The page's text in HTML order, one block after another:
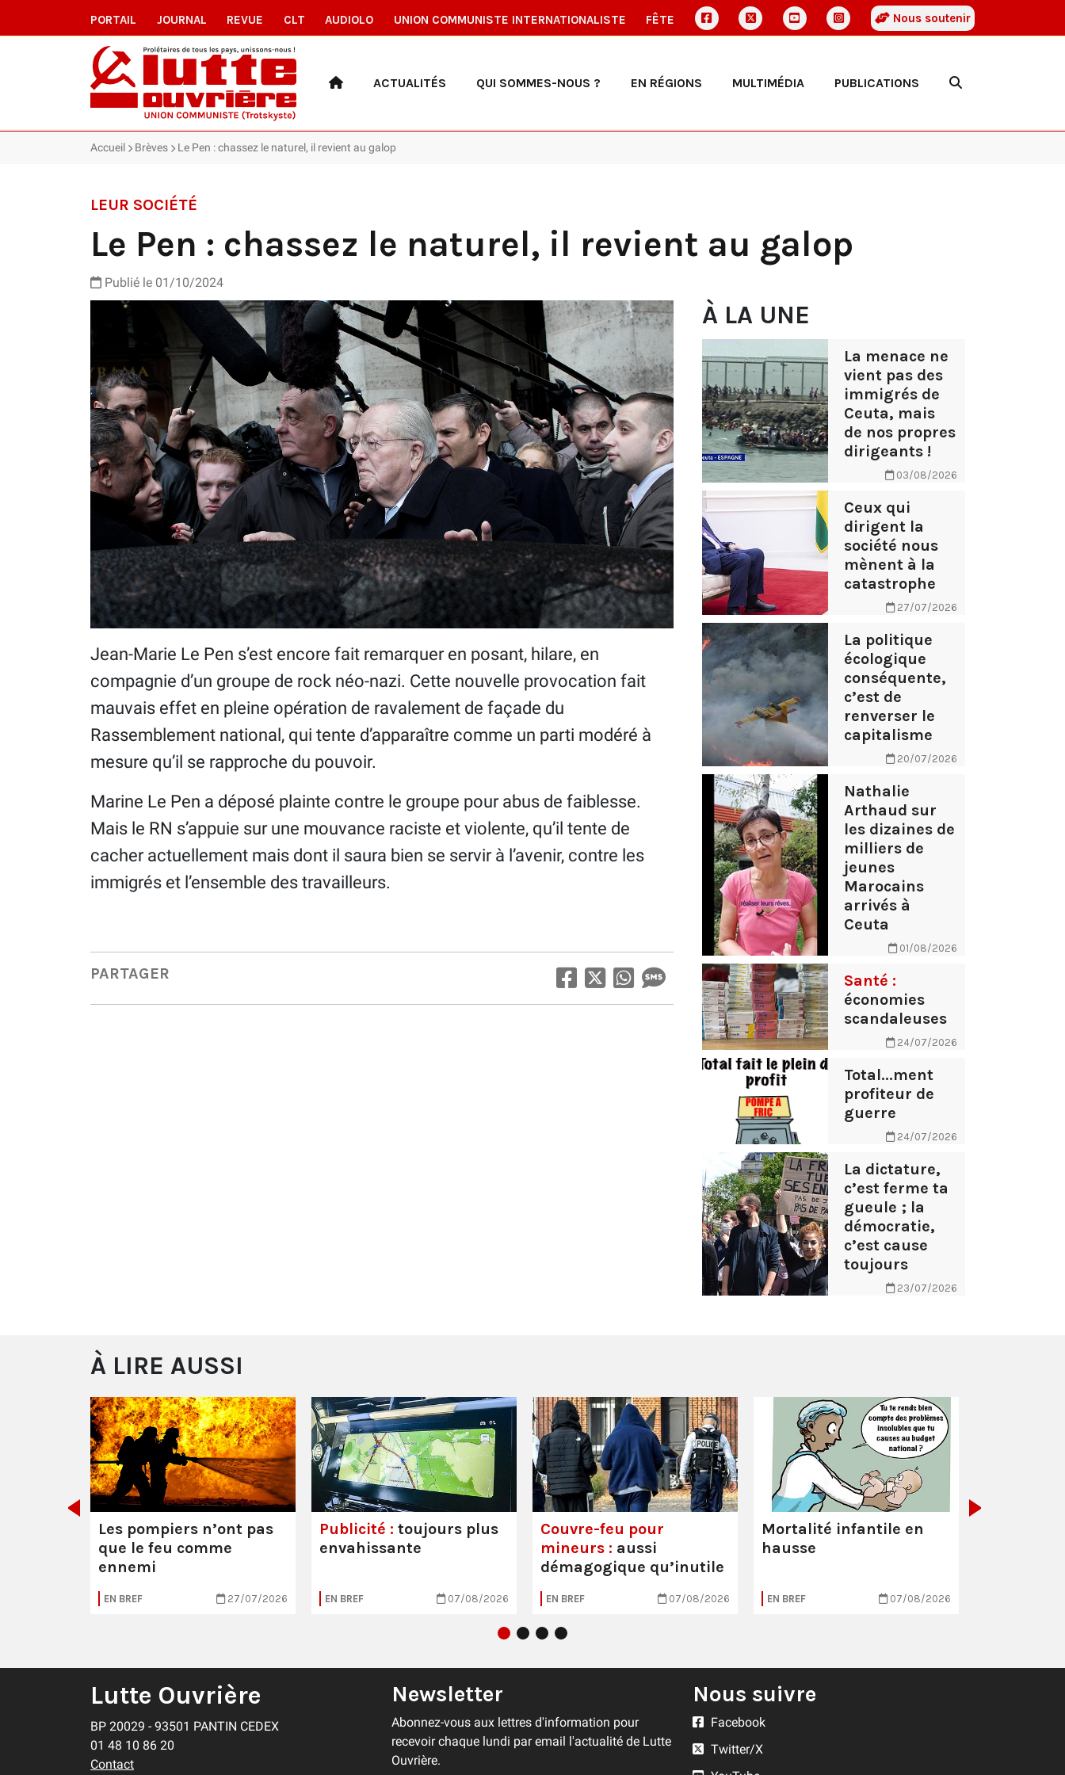
PORTAIL JOURNAL REVUE CLT AUDIOLO UNION COMMUNISTE INTERNATIONALISTE FÊTE Nous soutenir
ACTUALITÉS QUI SOMMES-NOUS ? EN RÉGIONS MULTIMÉDIA PUBLICATIONS
Accueil Brèves Le Pen : chassez le naturel, il revient au galop
LEUR SOCIÉTÉ
Le Pen : chassez le naturel, il revient au galop
Publié le 01/10/2024
Jean-Marie Le Pen s’est encore fait remarquer en posant, hilare, en
compagnie d’un groupe de rock néo-nazi. Cette nouvelle provocation fait
mauvais effet en pleine opération de ravalement de façade du
Rassemblement national, qui tente d’apparaître comme un parti modéré à
mesure qu’il se rapproche du pouvoir.
Marine Le Pen a déposé plainte contre le groupe pour abus de faiblesse.
Mais le RN s’appuie sur une mouvance raciste et violente, qu’il tente de
cacher actuellement mais dont il saura bien se servir à l’avenir, contre les
immigrés et l’ensemble des travailleurs.
PARTAGER
À LA UNE
La menace ne
vient pas des
immigrés de
Ceuta, mais
de nos propres
dirigeants !
03/08/2026
Ceux qui
dirigent la
société nous
mènent à la
catastrophe
27/07/2026
La politique
écologique
conséquente,
c’est de
renverser le
capitalisme
20/07/2026
Nathalie
Arthaud sur
les dizaines de
milliers de
jeunes
Marocains
arrivés à
Ceuta
01/08/2026
Santé :
économies
scandaleuses
24/07/2026
Total...ment
profiteur de
guerre
24/07/2026
La dictature,
c’est ferme ta
gueule ; la
démocratie,
c’est cause
toujours
23/07/2026
À LIRE AUSSI
Les pompiers n’ont pas
que le feu comme
ennemi
EN BREF 27/07/2026
Publicité : toujours plus
envahissante
EN BREF 07/08/2026
Couvre-feu pour
mineurs : aussi
démagogique qu’inutile
EN BREF 07/08/2026
Mortalité infantile en
hausse
EN BREF 07/08/2026
Lutte Ouvrière
BP 20029 - 93501 PANTIN CEDEX
01 48 10 86 20
Contact
Newsletter
Abonnez-vous aux lettres d'information pour
recevoir chaque lundi par email l'actualité de Lutte
Ouvrière.
Nous suivre
Facebook
Twitter/X